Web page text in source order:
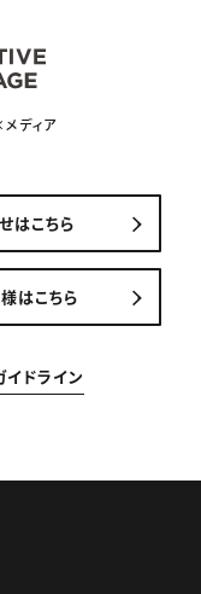
ディア
はこちら
はこちら
イドライン